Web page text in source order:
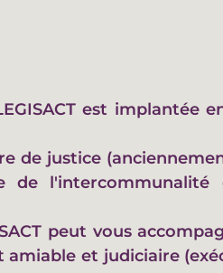
est implantée
de justice
de
peut vous
amiable et judiciaire